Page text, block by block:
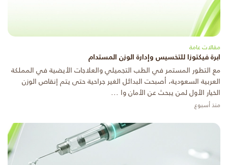
مقالات عامة
ابرة فيكتوزا للتخسيس وإدارة الوزن المستدام
مع التطور المستمر في الطب التجميلي والعلاجات الأيضية في المملكة
العربية السعودية، أصبحت البدائل الغير جراحية حتى يتم إنقاص الوزن
الخيار الأول لمن يبحث عن الأمان وا ...
منذ أسبوع